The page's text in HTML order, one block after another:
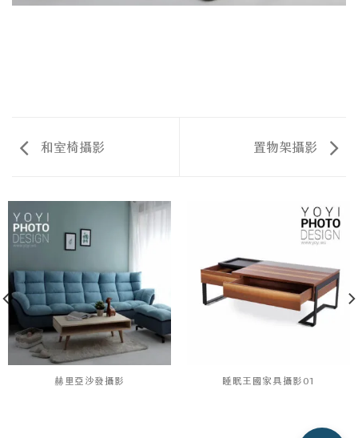
和室椅攝影 置物架攝影
赫里亞沙發攝影 睡眠王國家具攝影01